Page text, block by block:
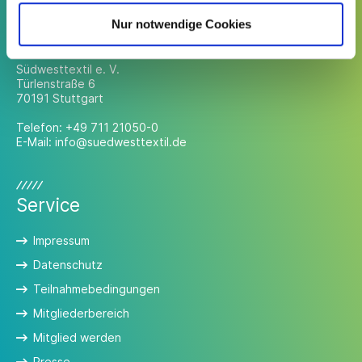
Nur notwendige Cookies
Südwesttextil e. V.
Türlenstraße 6
70191 Stuttgart
Telefon: +49 711 21050-0
E-Mail: info@suedwesttextil.de
Service
Impressum
Datenschutz
Teilnahmebedingungen
Mitgliederbereich
Mitglied werden